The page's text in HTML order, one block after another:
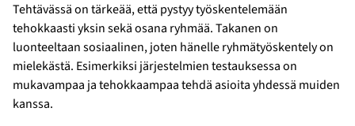
Tehtävässä on tärkeää, että pystyy työskentelemään
tehokkaasti yksin sekä osana ryhmää. Takanen on
luonteeltaan sosiaalinen, joten hänelle ryhmätyöskentely on
mielekästä. Esimerkiksi järjestelmien testauksessa on
mukavampaa ja tehokkaampaa tehdä asioita yhdessä muiden
kanssa.